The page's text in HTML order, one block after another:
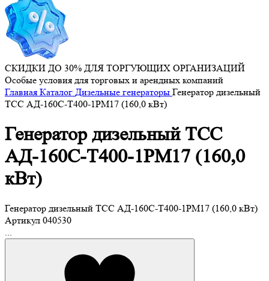
СКИДКИ ДО 30% ДЛЯ ТОРГУЮЩИХ ОРГАНИЗАЦИЙ
Особые условия для торговых и арендных компаний
Главная Каталог Дизельные генераторы Генератор дизельный
ТСС АД-160С-Т400-1РМ17 (160,0 кВт)
Генератор дизельный ТСС
АД-160С-Т400-1РМ17 (160,0
кВт)
Генератор дизельный ТСС АД-160С-Т400-1РМ17 (160,0 кВт)
Артикул 040530
...